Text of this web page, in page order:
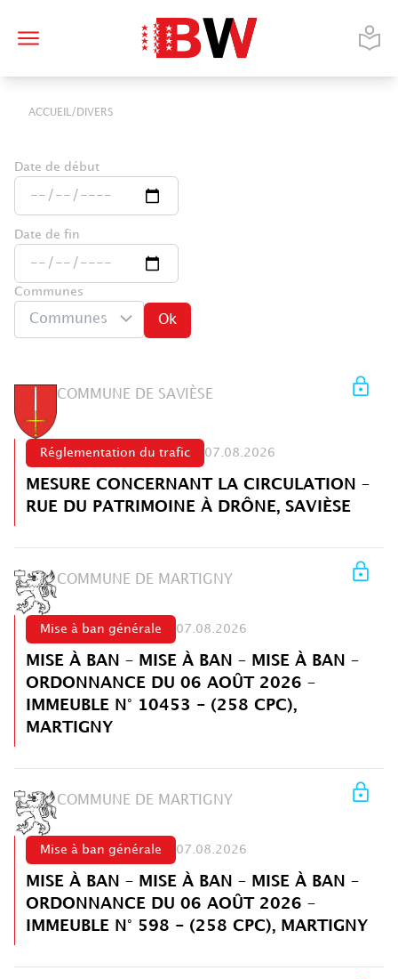
ACCUEIL / DIVERS
Date de début
Date de fin
Communes
Communes Ok
COMMUNE DE SAVIÈSE
Réglementation du trafic 07.08.2026
MESURE CONCERNANT LA CIRCULATION –
RUE DU PATRIMOINE À DRÔNE, SAVIÈSE
COMMUNE DE MARTIGNY
Mise à ban générale 07.08.2026
MISE À BAN – MISE À BAN – MISE À BAN –
ORDONNANCE DU 06 AOÛT 2026 –
IMMEUBLE N° 10453 - (258 CPC),
MARTIGNY
COMMUNE DE MARTIGNY
Mise à ban générale 07.08.2026
MISE À BAN – MISE À BAN – MISE À BAN –
ORDONNANCE DU 06 AOÛT 2026 –
IMMEUBLE N° 598 - (258 CPC), MARTIGNY